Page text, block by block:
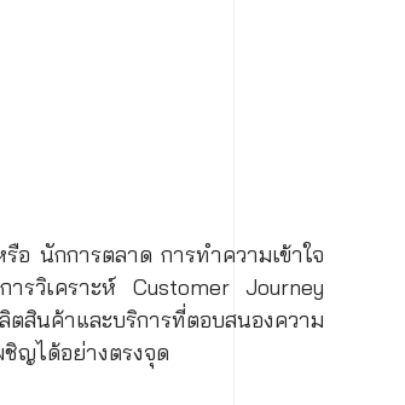
อ นักการตลาด การทำความเข้าใจ
ารวิเคราะห์ Customer Journey
นค้าและบริการที่ตอบสนองความ
ญได้อย่างตรงจุด